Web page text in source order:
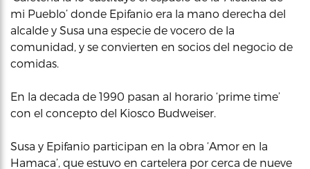
mi Pueblo’ donde Epifanio era la mano derecha del
alcalde y Susa una especie de vocero de la
comunidad, y se convierten en socios del negocio de
comidas.
En la decada de 1990 pasan al horario ‘prime time’
con el concepto del Kiosco Budweiser.
Susa y Epifanio participan en la obra ‘Amor en la
Hamaca’, que estuvo en cartelera por cerca de nueve